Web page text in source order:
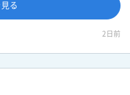
る
2日前